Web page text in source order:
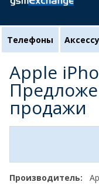
Телефоны
Apple
продажи
Производитель: